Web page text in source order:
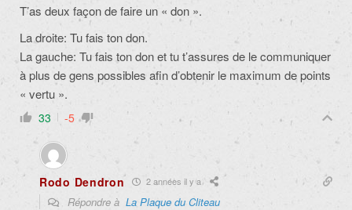
T’as deux façon de faire un « don ».
La droite: Tu fais ton don.
La gauche: Tu fais ton don et tu t’assures de le communiquer
à plus de gens possibles afin d’obtenir le maximum de points
« vertu ».
33 -5
Rodo Dendron 2 années il y a
Répondre à La Plaque du Cliteau